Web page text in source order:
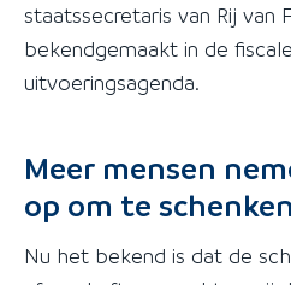
staatssecretaris van Rij van
bekendgemaakt in de
uitvoeringsagenda.
Meer mensen
op om te schenken
Nu het bekend is dat de